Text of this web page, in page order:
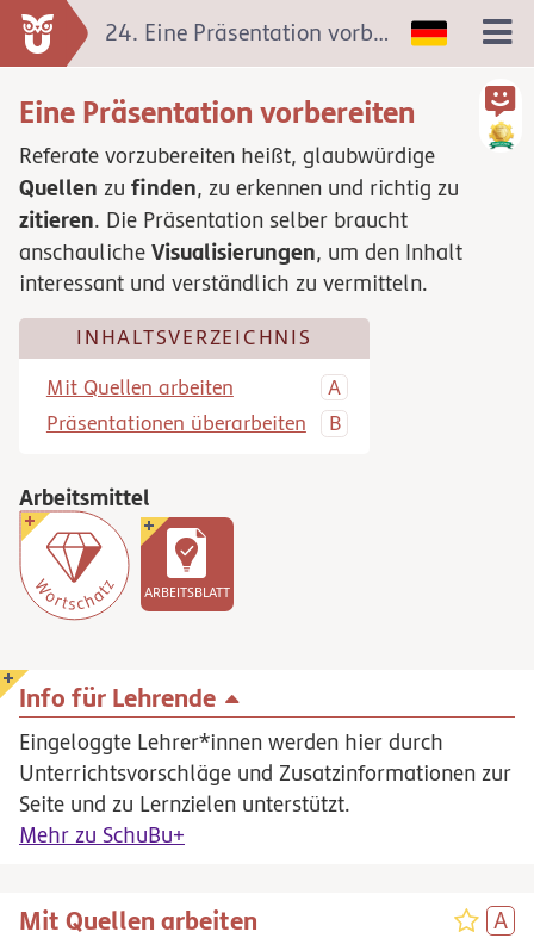
Eine Präsentation vorbereiten
Referate vorzubereiten heißt, glaubwürdige
Quellen zu finden, zu erkennen und richtig zu
zitieren. Die Präsentation selber braucht
anschauliche Visualisierungen, um den Inhalt
interessant und verständlich zu vermitteln.
INHALTSVERZEICHNIS
Mit Quellen arbeiten
Präsentationen überarbeiten
Arbeitsmittel
ARBEITSBLATT
Info für Lehrende
Eingeloggte Lehrer*innen werden hier durch
Unterrichtsvorschläge und Zusatzinformationen zur
Seite und zu Lernzielen unterstützt.
Mehr zu SchuBu+
Mit Quellen arbeiten
24. Eine Präsentation vorbereiten